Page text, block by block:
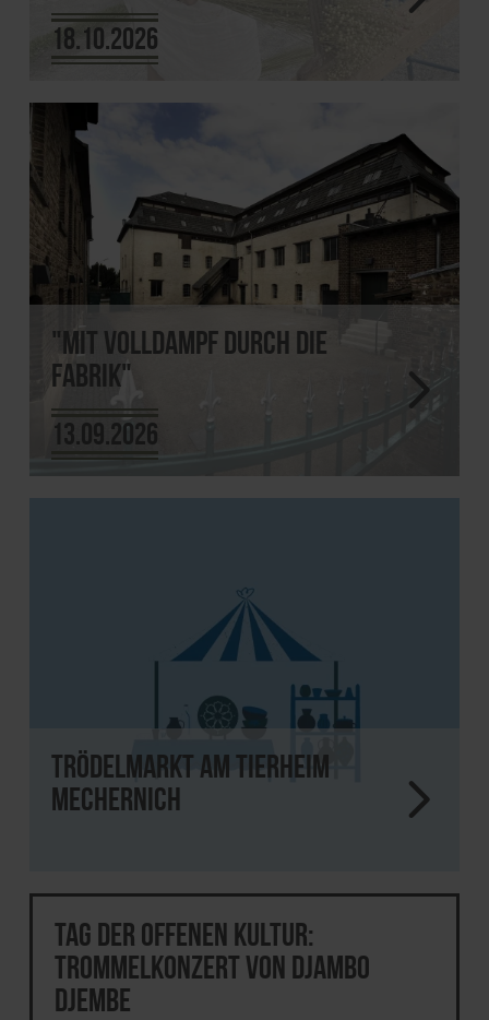
18.10.2026
"Mit Volldampf durch die
Fabrik"
13.09.2026
Trödelmarkt am Tierheim
Mechernich
Tag der offenen Kultur:
Trommelkonzert von Djambo
Djembe